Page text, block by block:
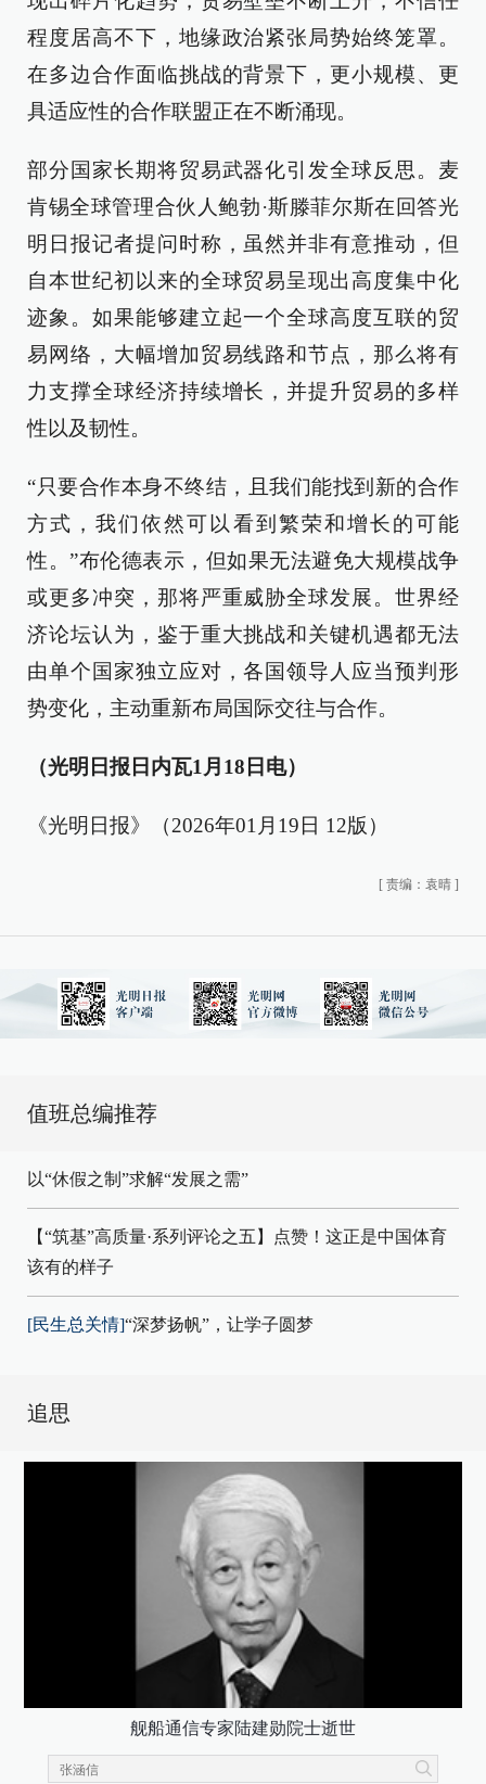
程度居高不下，地缘政治紧张局势始终笼罩。
在多边合作面临挑战的背景下，更小规模、更
具适应性的合作联盟正在不断涌现。
部分国家长期将贸易武器化引发全球反思。麦
肯锡全球管理合伙人鲍勃·斯滕菲尔斯在回答光
明日报记者提问时称，虽然并非有意推动，但
自本世纪初以来的全球贸易呈现出高度集中化
迹象。如果能够建立起一个全球高度互联的贸
易网络，大幅增加贸易线路和节点，那么将有
力支撑全球经济持续增长，并提升贸易的多样
性以及韧性。
“只要合作本身不终结，且我们能找到新的合作
方式，我们依然可以看到繁荣和增长的可能
性。”布伦德表示，但如果无法避免大规模战争
或更多冲突，那将严重威胁全球发展。世界经
济论坛认为，鉴于重大挑战和关键机遇都无法
由单个国家独立应对，各国领导人应当预判形
势变化，主动重新布局国际交往与合作。
（光明日报日内瓦1月18日电）
《光明日报》（2026年01月19日 12版）
[ 责编：袁晴 ]
值班总编推荐
以“休假之制”求解“发展之需”
【“筑基”高质量·系列评论之五】点赞！这正是中国体育
该有的样子
[民生总关情]“深梦扬帆”，让学子圆梦
追思
舰船通信专家陆建勋院士逝世